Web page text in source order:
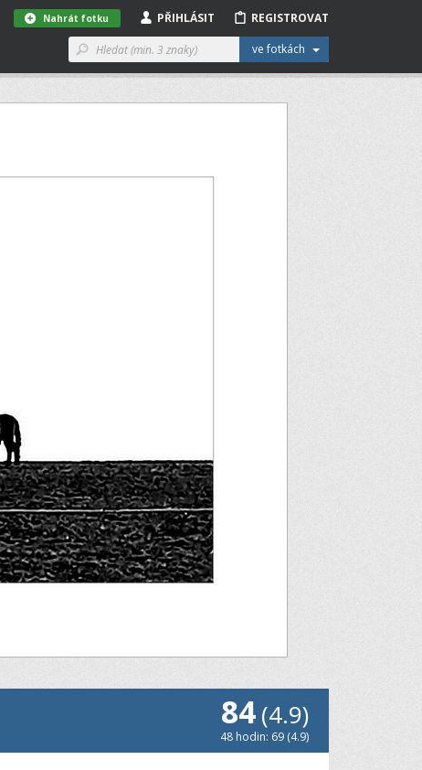
ve fotkách
REGISTROVAT
PŘIHLÁSIT
Nahrát fotku
84(4.9)
48 hodin: 69 (4.9)